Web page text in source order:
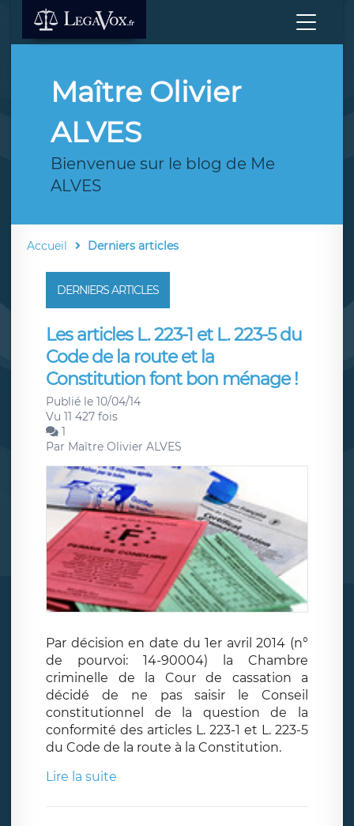
Maître Olivier
ALVES
Bienvenue sur le blog de Me
ALVES
Accueil Derniers articles
DERNIERS ARTICLES
Les articles L. 223-1 et L. 223-5 du
Code de la route et la
Constitution font bon ménage !
Publié le 10/04/14
Vu 11 427 fois
1
Par Maître Olivier ALVES
Par décision en date du 1er avril 2014 (n°
de pourvoi: 14-90004) la Chambre
criminelle de la Cour de cassation a
décidé de ne pas saisir le Conseil
constitutionnel de la question de la
conformité des articles L. 223-1 et L. 223-5
du Code de la route à la Constitution.
Lire la suite